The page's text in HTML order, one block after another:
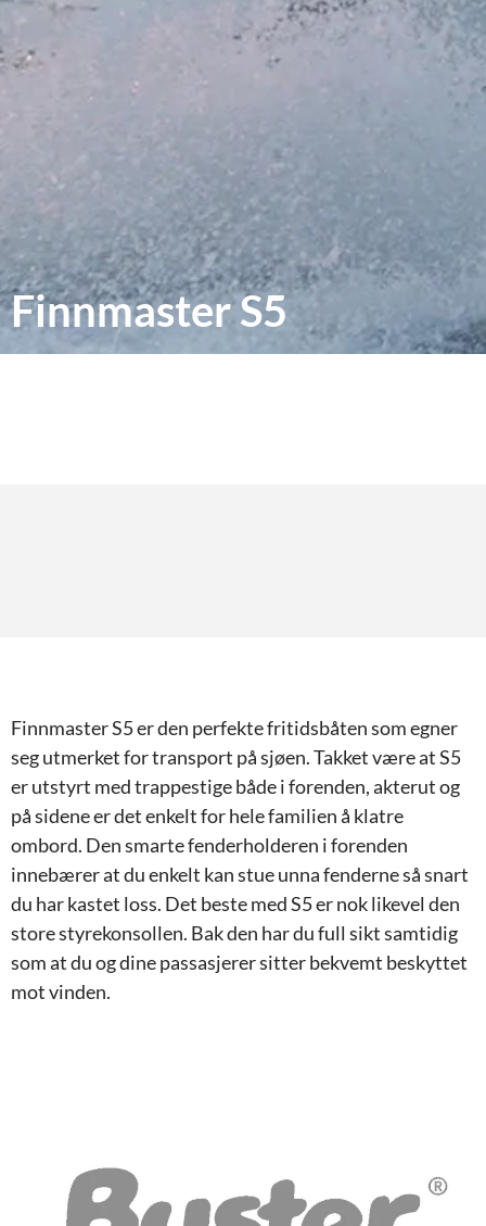
Finnmaster S5
Finnmaster S5 er den perfekte fritidsbåten som egner
seg utmerket for transport på sjøen. Takket være at S5
er utstyrt med trappestige både i forenden, akterut og
på sidene er det enkelt for hele familien å klatre
ombord. Den smarte fenderholderen i forenden
innebærer at du enkelt kan stue unna fenderne så snart
du har kastet loss. Det beste med S5 er nok likevel den
store styrekonsollen. Bak den har du full sikt samtidig
som at du og dine passasjerer sitter bekvemt beskyttet
mot vinden.